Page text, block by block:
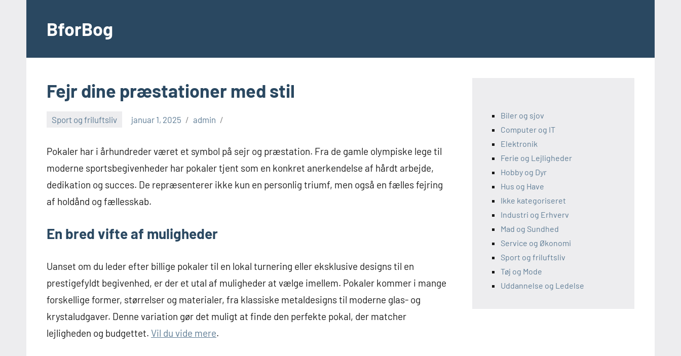
indholdBforBog
Fejr dine præstationer med stil
Sport og friluftsliv januar 1, 2025 admin
Pokaler har i århundreder været et symbol på sejr og præstation. Fra de gamle olympiske lege til
moderne sportsbegivenheder har pokaler tjent som en konkret anerkendelse af hårdt arbejde,
dedikation og succes. De repræsenterer ikke kun en personlig triumf, men også en fælles fejring
af holdånd og fællesskab.
En bred vifte af muligheder
Uanset om du leder efter billige pokaler til en lokal turnering eller eksklusive designs til en
prestigefyldt begivenhed, er der et utal af muligheder at vælge imellem. Pokaler kommer i mange
forskellige former, størrelser og materialer, fra klassiske metaldesigns til moderne glas- og
krystaludgaver. Denne variation gør det muligt at finde den perfekte pokal, der matcher
lejligheden og budgettet. Vil du vide mere.
Biler og sjov
Computer og IT
Elektronik
Ferie og Lejligheder
Hobby og Dyr
Hus og Have
Ikke kategoriseret
Industri og Erhverv
Mad og Sundhed
Service og Økonomi
Sport og friluftsliv
Tøj og Mode
Uddannelse og Ledelse